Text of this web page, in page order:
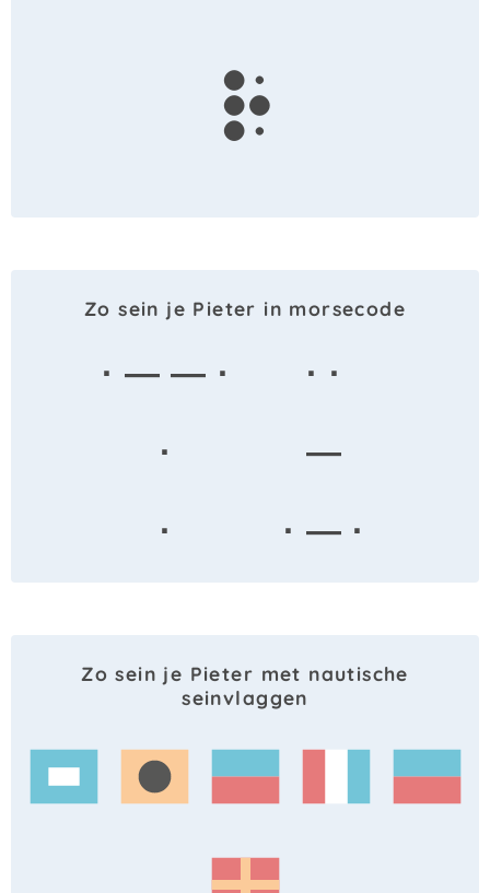
r
Zo sein je Pieter in morsecode
· — — ·
· ·
·
—
·
· — ·
Zo sein je Pieter met nautische
seinvlaggen